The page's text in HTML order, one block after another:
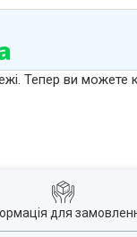
Тепер ви
для